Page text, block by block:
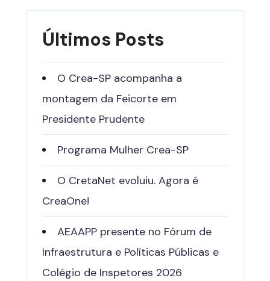
Últimos Posts
O Crea-SP acompanha a
montagem da Feicorte em
Presidente Prudente
Programa Mulher Crea-SP
O CretaNet evoluiu. Agora é
CreaOne!
AEAAPP presente no Fórum de
Infraestrutura e Políticas Públicas e
Colégio de Inspetores 2026